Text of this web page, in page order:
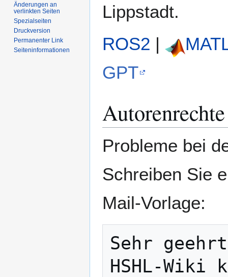
Lippstadt.
ROS2 |
GPT
Probleme bei
Schreiben Sie
Mail-Vorlage:
Sehr
HSHL-Wiki
Änderungen an
verlinkten Seiten
Spezialseiten
Druckversion
Permanenter Link
Seiten­­informationen